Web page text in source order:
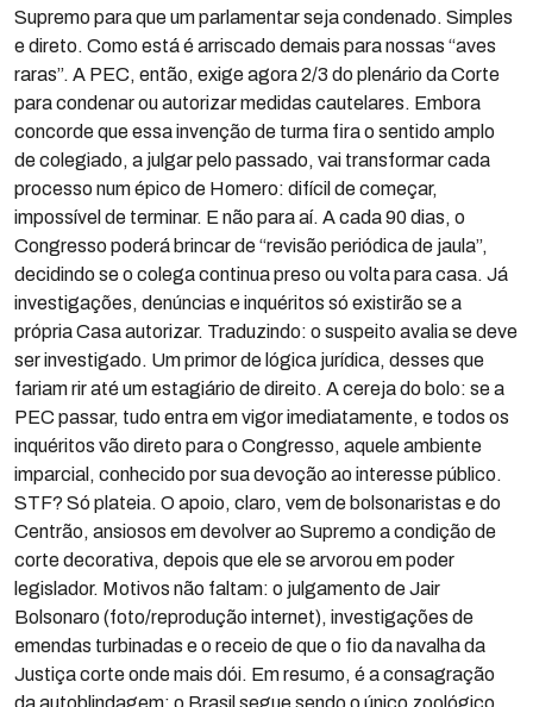
Supremo para que um parlamentar seja condenado. Simples
e direto. Como está é arriscado demais para nossas “aves
raras”. A PEC, então, exige agora 2/3 do plenário da Corte
para condenar ou autorizar medidas cautelares. Embora
concorde que essa invenção de turma fira o sentido amplo
de colegiado, a julgar pelo passado, vai transformar cada
processo num épico de Homero: difícil de começar,
impossível de terminar. E não para aí. A cada 90 dias, o
Congresso poderá brincar de “revisão periódica de jaula”,
decidindo se o colega continua preso ou volta para casa. Já
investigações, denúncias e inquéritos só existirão se a
própria Casa autorizar. Traduzindo: o suspeito avalia se deve
ser investigado. Um primor de lógica jurídica, desses que
fariam rir até um estagiário de direito. A cereja do bolo: se a
PEC passar, tudo entra em vigor imediatamente, e todos os
inquéritos vão direto para o Congresso, aquele ambiente
imparcial, conhecido por sua devoção ao interesse público.
STF? Só plateia. O apoio, claro, vem de bolsonaristas e do
Centrão, ansiosos em devolver ao Supremo a condição de
corte decorativa, depois que ele se arvorou em poder
legislador. Motivos não faltam: o julgamento de Jair
Bolsonaro (foto/reprodução internet), investigações de
emendas turbinadas e o receio de que o fio da navalha da
Justiça corte onde mais dói. Em resumo, é a consagração
da autoblindagem: o Brasil segue sendo o único zoológico